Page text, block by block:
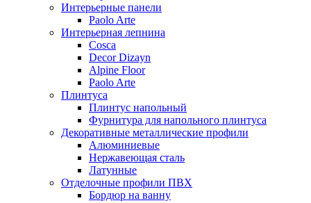
Интерьерные панели
Paolo Arte
Интерьерная лепнина
Cosca
Decor Dizayn
Alpine Floor
Paolo Arte
Плинтуса
Плинтус напольный
Фурнитура для напольного плинтуса
Декоративные металлические профили
Алюминиевые
Нержавеющая сталь
Латунные
Отделочные профили ПВХ
Бордюр на ванну